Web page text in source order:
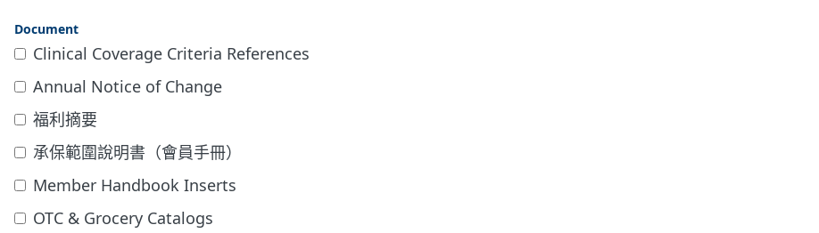
Document
Clinical Coverage Criteria References
Annual Notice of Change
福利摘要
承保範圍說明書（會員手冊）
Member Handbook Inserts
OTC & Grocery Catalogs